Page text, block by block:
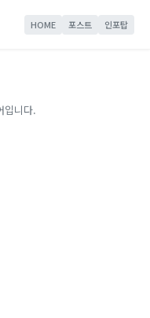
HOME 포스트 인포탑
입니다.